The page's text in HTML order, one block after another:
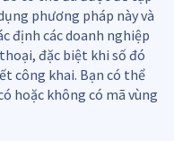
phương pháp này và
định các doanh nghiệp
đặc biệt khi số đó
công khai. Bạn có thể
hoặc không có mã vùng